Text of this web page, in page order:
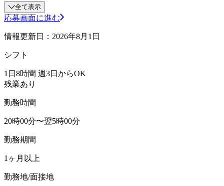
全て表示
応募画面に進む
情報更新日：2026年8月1日
シフト
1日8時間 週3日からOK
残業あり
勤務時間
20時00分〜翌5時00分
勤務期間
1ヶ月以上
勤務地/面接地